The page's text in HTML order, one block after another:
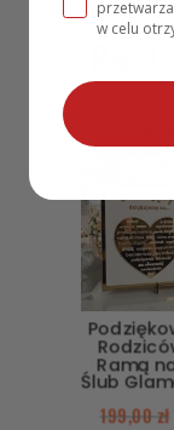
PROMOCJA!
Ramą
Ślub
199,00 zł
w celu